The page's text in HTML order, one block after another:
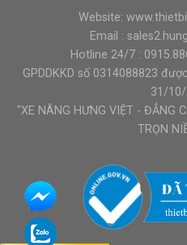
Website:
Email :
Hotline 24/7 :
GPDDKKD số 0314088823
31/
"XE NÂNG HƯNG VIỆT - ĐẲNG
TRỌN